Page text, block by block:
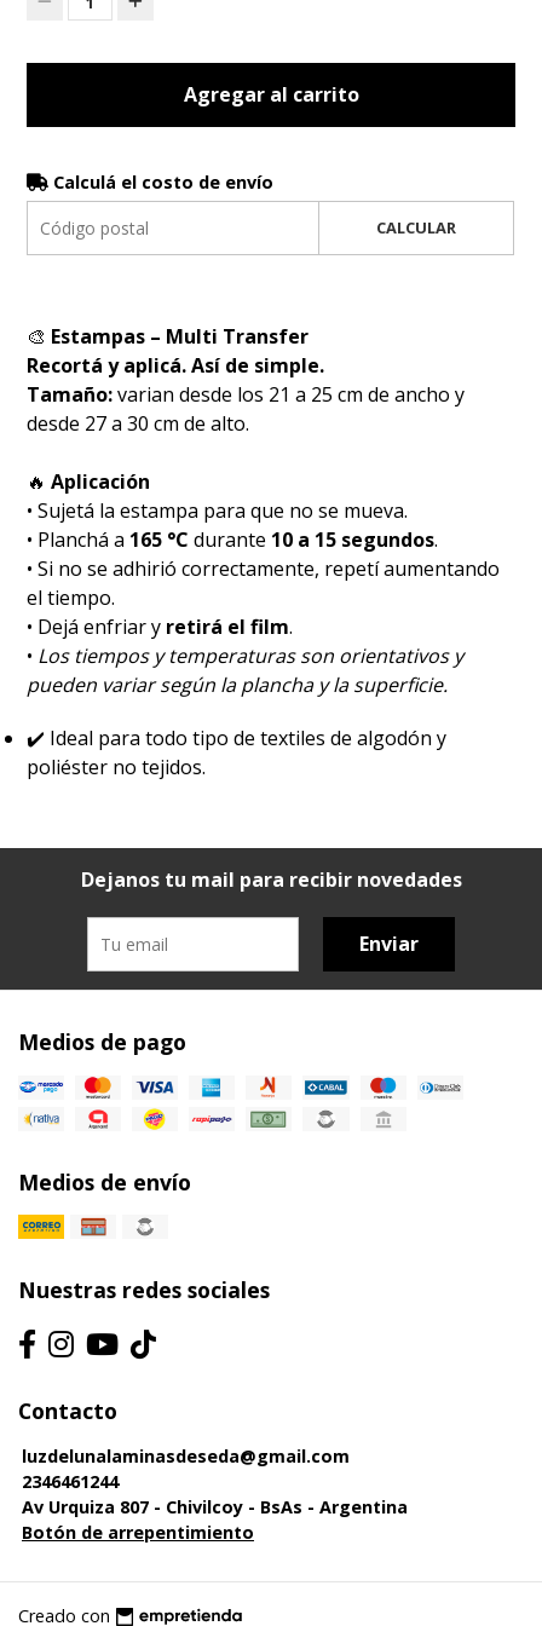
Agregar al carrito
Calculá el costo de envío
CALCULAR
🎨 Estampas – Multi Transfer
Recortá y aplicá. Así de simple.
Tamaño:varian desde los 21 a 25 cm de ancho y
desde 27 a 30 cm de alto.
🔥 Aplicación
• Sujetá la estampa para que no se mueva.
• Planchá a 165 °C durante 10 a 15 segundos.
• Si no se adhirió correctamente, repetí aumentando
el tiempo.
• Dejá enfriar y retirá el film.
• Los tiempos y temperaturas son orientativos y
pueden variar según la plancha y la superficie.
✔️ Ideal para todo tipo de textiles de algodón y
poliéster no tejidos.
Dejanos tu mail para recibir novedades
Enviar
Medios de pago
Medios de envío
Nuestras redes sociales
Contacto
luzdelunalaminasdeseda@gmail.com
2346461244
Av Urquiza 807 - Chivilcoy - BsAs - Argentina
Botón de arrepentimiento
Creado con